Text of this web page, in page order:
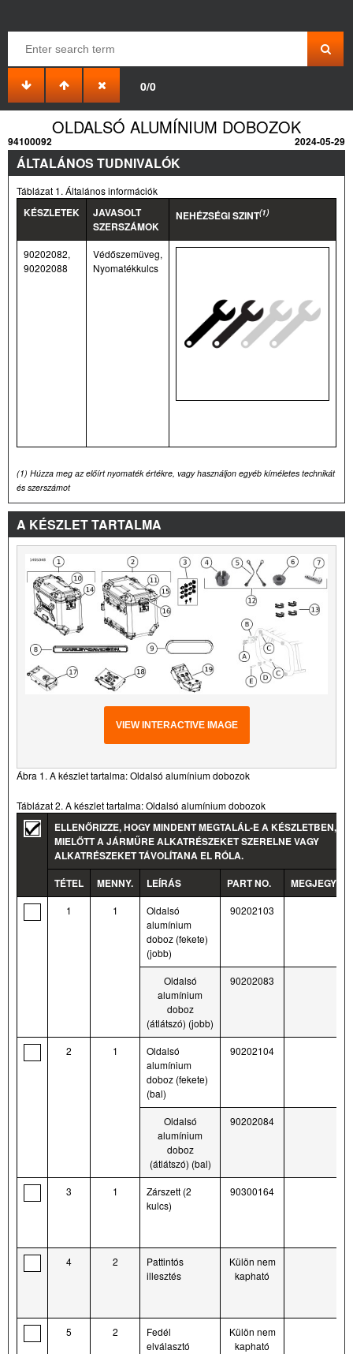
0/0
OLDALSÓ ALUMÍNIUM DOBOZOK
94100092 2024-05-29
ÁLTALÁNOS TUDNIVALÓK
Táblázat 1. Általános információk
KÉSZLETEK
JAVASOLT
SZERSZÁMOK
NEHÉZSÉGI SZINT(1)
90202082,
90202088
Védőszemüveg,
Nyomatékkulcs
(1) Húzza meg az előírt nyomaték értékre, vagy használjon egyéb kíméletes technikát
és szerszámot
A KÉSZLET TARTALMA
VIEW INTERACTIVE IMAGE
Ábra 1. A készlet tartalma: Oldalsó alumínium dobozok
Táblázat 2. A készlet tartalma: Oldalsó alumínium dobozok
ELLENŐRIZZE, HOGY MINDENT MEGTALÁL-E A KÉSZLETBEN,
MIELŐTT A JÁRMŰRE ALKATRÉSZEKET SZERELNE VAGY
ALKATRÉSZEKET TÁVOLÍTANA EL RÓLA.
TÉTEL
MENNY. LEÍRÁS PART NO.
1 1
Oldalsó
alumínium
doboz (fekete)
(jobb)
90202103
Oldalsó
alumínium
doboz
(átlátszó) (jobb)
90202083
2 1
Oldalsó
alumínium
doboz (fekete)
(bal)
90202104
Oldalsó
alumínium
doboz
(átlátszó) (bal)
90202084
3 1
Zárszett (2
kulcs)
90300164
4 2
Pattintós
illesztés
Külön nem
kapható
5 2
Fedél
elválasztó
Külön nem
kapható